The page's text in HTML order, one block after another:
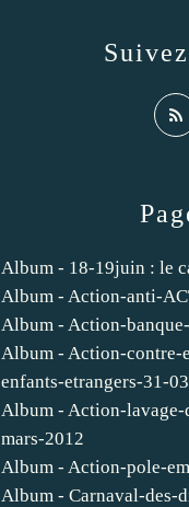
Album - 18-19juin : le
Album - Action-anti-
Album - Action-
Album - Action-contre-
enfants-etrangers-31-
Album - Action-lavage-
mars-2012
Album - Action-pole-
Album - Carnaval-des-